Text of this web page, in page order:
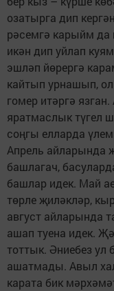
озатырга дип
рәсемгә карыйм
икән дип уйлап
эшләп йөрергә
кайтып урнашып,
гомер итәргә
яратмаслык түгел
соңгы елларда
Апрель айларында
башлагач,
башлар идек. Май
төрле җиләкләр,
август айларында
ашап туена идек.
тоттык. Әниебез ул
ашатмады. Авыл
карата бик